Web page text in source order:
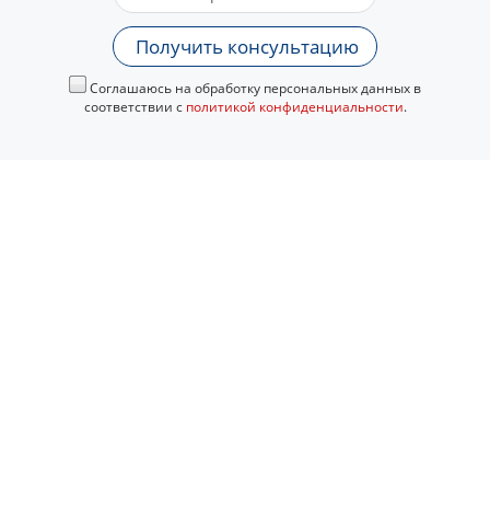
Получить консультацию
Соглашаюсь на обработку персональных данных в
соответствии с политикой конфиденциальности.